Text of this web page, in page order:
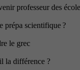
professeur des
prépa scientifique ?
le grec
la différence ?